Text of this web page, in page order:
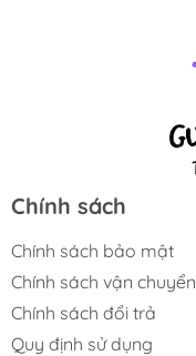
Chính sách
Chính sách bảo mật
Chính sách vận chuyển
Chính sách đổi trả
Quy định sử dụng